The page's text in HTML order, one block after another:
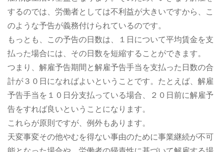
するのでは、労働者としては不利益が大きいですから、こ
のような予告が義務付けられているのです。
もっとも、この予告の日数は、１日について平均賃金を支
払った場合には、その日数を短縮することができます。
つまり、解雇予告期間と解雇予告手当を支払った日数の合
計が３０日になればよいということです。たとえば、解雇
予告手当を１０日分支払っている場合、２０日前に解雇予
告をすれば良いということになります。
これらが原則ですが、例外もあります。
天変事変その他やむを得ない事由のために事業継続が不可